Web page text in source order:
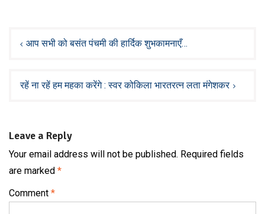
navigation
आप सभी को बसंत पंचमी की हार्दिक शुभकामनाएँ…
रहें ना रहें हम महका करेंगे : स्वर कोकिला भारतरत्न लता मंगेशकर
Leave a Reply
Your email address will not be published. Required fields
are marked *
Comment *